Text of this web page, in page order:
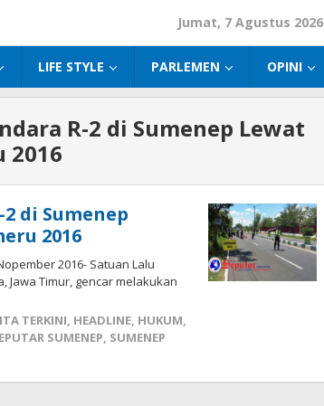
Jumat, 7 Agustus 2026
LIFE STYLE PARLEMEN OPINI
R-2 di Sumenep Lewat
2016
di Sumenep
2016
2016- Satuan Lalu
Jawa Timur, gencar melakukan
TERKINI, HEADLINE, HUKUM,
SUMENEP, SUMENEP